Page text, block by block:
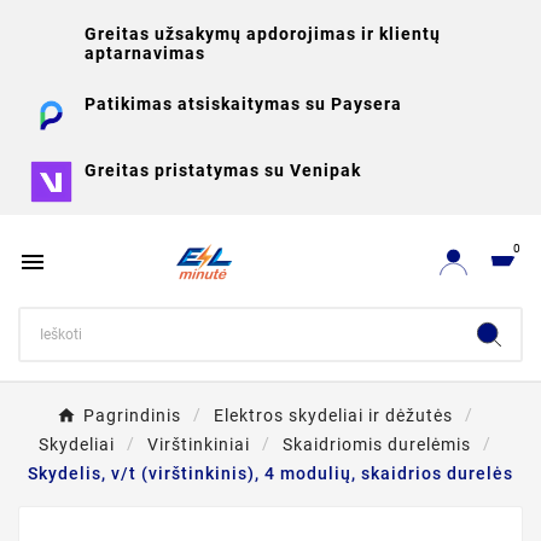
Greitas užsakymų apdorojimas ir klientų
aptarnavimas
Patikimas atsiskaitymas su Paysera
Greitas pristatymas su Venipak
 0
Pagrindinis
Elektros skydeliai ir dėžutės
Skydeliai
Virštinkiniai
Skaidriomis durelėmis
Skydelis, v/t (virštinkinis), 4 modulių, skaidrios durelės